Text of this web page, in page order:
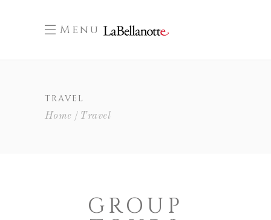
Menu
TRAVEL
Home Travel
GROUP